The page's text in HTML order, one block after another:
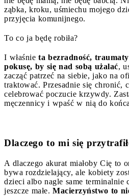
ząbka, kroku, uśmiechu mojego
przyjęcia komunijnego.
To co ja będę robiła?
I właśnie ta bezradność,
pokusę, by się nad sobą użalać,
zacząć patrzeć na siebie, jako na
traktować. Przesadnie się chronić,
celebrować poczucie krzywdy.
męczennicy i wpaść w nią do
Dlaczego to mi się
A dlaczego akurat miałoby Cię to
bywa rozdzielający, ale kobiety
dzieci albo nagle same terminalnie
jeszcze małe. Macierzyństwo to